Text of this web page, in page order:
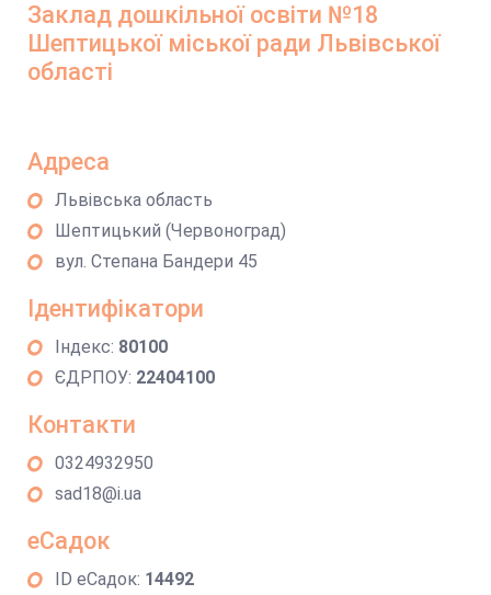
Заклад дошкільної освіти №18
Шептицької міської ради Львівської
області
Адреса
Львівська область
Шептицький (Червоноград)
вул. Степана Бандери 45
Ідентифікатори
Індекс: 80100
ЄДРПОУ: 22404100
Контакти
0324932950
sad18@i.ua
еСадок
ID еСадок: 14492